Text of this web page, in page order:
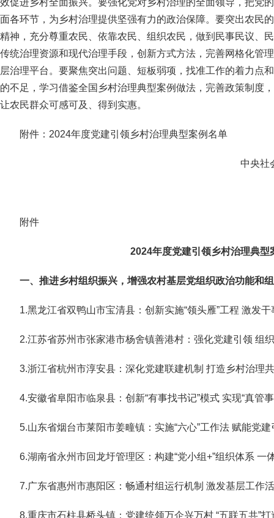
效促进乡村全面振兴。要强化党对乡村治理的全面领导，把党
面各环节，为乡村治理提供坚强有力的政治保障。要突出农民
精神，充分尊重农民、依靠农民、组织农民，做到民事民议、
传统治理资源和现代治理手段，创新方式方法，完善网格化管
层治理平台。要聚焦突出问题、短板弱项，找准工作的着力点
的不足，学习借鉴全国乡村治理典型案例做法，完善政策制度
让农民群众可感可及、得到实惠。
附件：2024年度党建引领乡村治理典型案例名单
中央社
附件
2024年度党建引领乡村治理典型
一、推进乡村组织振兴，增强农村基层党组织政治功能和
1.黑龙江省双鸭山市宝清县：创新实施“领头雁”工程 激发
2.江苏省苏州市张家港市杨舍镇善港村：强化党建引领 组
3.浙江省杭州市淳安县：深化党建联建机制 打造乡村治理
4.安徽省阜阳市临泉县：创新“有事找书记”模式 实现“真管事
5.山东省烟台市莱阳市姜疃镇：实施“六心”工作法 赋能党
6.湖南省永州市回龙圩管理区：构建“党小组+”组织体系 一
7.广东省惠州市惠阳区：畅通村组运行机制 激发基层工作
8.重庆市石柱县桥头镇：党建统领万企兴万村 “五联五共”